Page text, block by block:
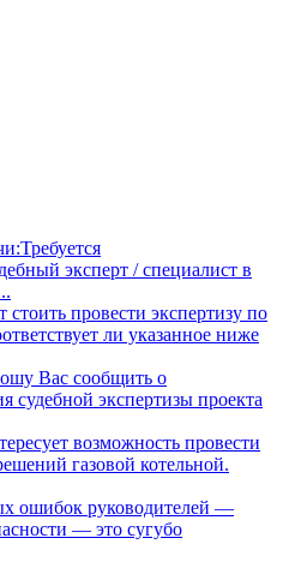
эксперт / специалист в
стоить провести экспертизу по
ли указанное ниже
Вас сообщить о
судебной экспертизы проекта
возможность провести
газовой котельной.
ошибок руководителей —
— это сугубо